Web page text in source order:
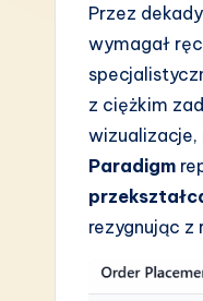
Przez
wymagał
z ciężkim
Paradigm
rezygnując z